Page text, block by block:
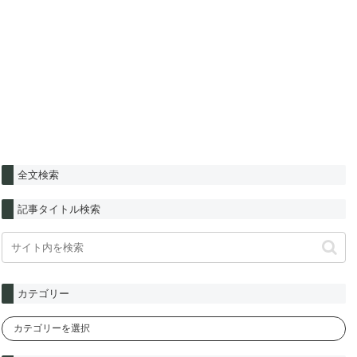
全文検索
記事タイトル検索
カテゴリー